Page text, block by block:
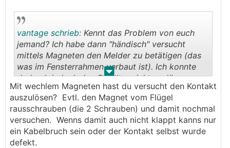
. .
vantage schrieb: Kennt das Problem von euch
jemand? Ich habe dann "händisch" versucht
mittels Magneten den Melder zu betätigen (das
was im Fensterrahmen verbaut ist). Ich konnte
dadurch jedoch den Schalter nicht auslösen.
Ich habe dann bei verschlossenen Fenster auf
das Fenster einen Druck ausgeübt, wodurch der
Schalter dann kurzfristig mal geschalten hat.
Beim Auslassen des Fenster hat er wieder
aufgemacht.
Mit wechlem Magneten hast du versucht den Kontakt
auszulösen? Evtl. den Magnet vom Flügel
rausschrauben (die 2 Schrauben) und damit nochmal
versuchen. Wenns damit auch nicht klappt kanns nur
ein Kabelbruch sein oder der Kontakt selbst wurde
defekt.